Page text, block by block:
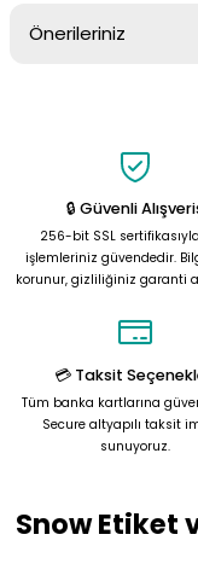
Önerileriniz
Görüş ve önerileriniz
Ürün resmi
Ürün
Ürün bilgilerinde
Ürün fiyatı diğer
🔒 Güvenli
256-bit SSL
işlemleriniz güvendedir.
korunur, gizliliğiniz garanti
💳 Taksit
Tüm banka kartlarına
Secure altyapılı taksit
sunuyoruz.
Snow Etiket